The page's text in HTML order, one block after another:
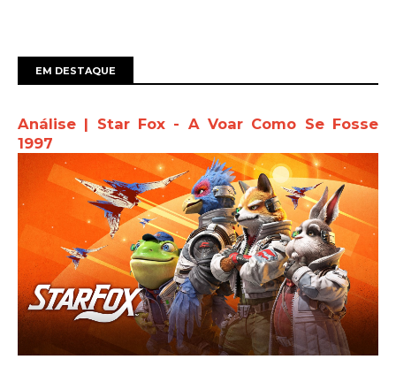
EM DESTAQUE
Análise | Star Fox - A Voar Como Se Fosse
1997